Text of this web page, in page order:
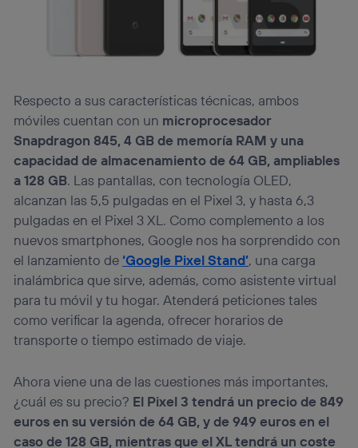
Respecto a sus características técnicas, ambos
móviles cuentan con un microprocesador
Snapdragon 845, 4 GB de memoría RAM y una
capacidad de almacenamiento de 64 GB, ampliables
a 128 GB. Las pantallas, con tecnología OLED,
alcanzan las 5,5 pulgadas en el Pixel 3, y hasta 6,3
pulgadas en el Pixel 3 XL. Como complemento a los
nuevos smartphones, Google nos ha sorprendido con
el lanzamiento de‘Google Pixel Stand’, una carga
inalámbrica que sirve, además, como asistente virtual
para tu móvil y tu hogar. Atenderá peticiones tales
como verificar la agenda, ofrecer horarios de
transporte o tiempo estimado de viaje.
Ahora viene una de las cuestiones más importantes,
¿cuál es su precio? El Pixel 3 tendrá un precio de 849
euros en su versión de 64 GB, y de 949 euros en el
caso de 128 GB, mientras que el XL tendrá un coste